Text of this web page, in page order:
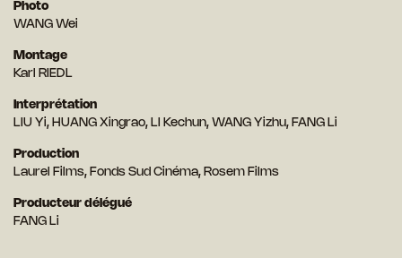
Photo
WANG Wei
Montage
Karl RIEDL
Interprétation
LIU Yi, HUANG Xingrao, LI Kechun, WANG Yizhu, FANG Li
Production
Laurel Films, Fonds Sud Cinéma, Rosem Films
Producteur délégué
FANG Li